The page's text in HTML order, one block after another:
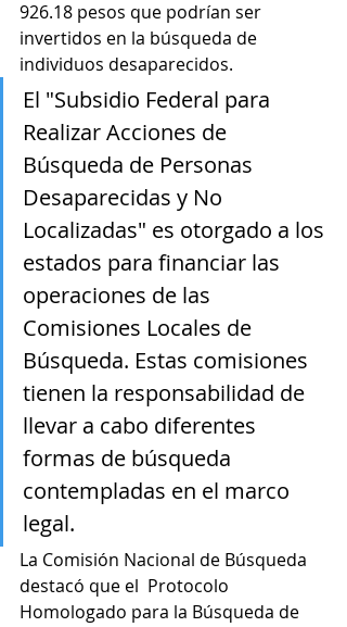
926.18 pesos que podrían ser
invertidos en la búsqueda de
individuos desaparecidos.
El "Subsidio Federal para
Realizar Acciones de
Búsqueda de Personas
Desaparecidas y No
Localizadas" es otorgado a los
estados para financiar las
operaciones de las
Comisiones Locales de
Búsqueda. Estas comisiones
tienen la responsabilidad de
llevar a cabo diferentes
formas de búsqueda
contempladas en el marco
legal.
La Comisión Nacional de Búsqueda
destacó que el  Protocolo
Homologado para la Búsqueda de